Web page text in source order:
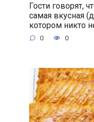
Гости говорят,
самая вкусная
котором никто
0 0